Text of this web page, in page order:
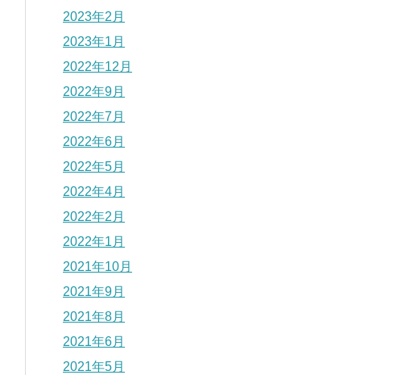
2023年2月
2023年1月
2022年12月
2022年9月
2022年7月
2022年6月
2022年5月
2022年4月
2022年2月
2022年1月
2021年10月
2021年9月
2021年8月
2021年6月
2021年5月